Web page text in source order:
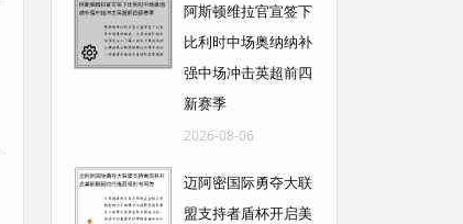
阿斯顿维拉官宣签下
比利时中场奥纳纳补
强中场冲击英超前四
新赛季
2026-08-06
迈阿密国际勇夺大联
盟支持者盾杯开启美